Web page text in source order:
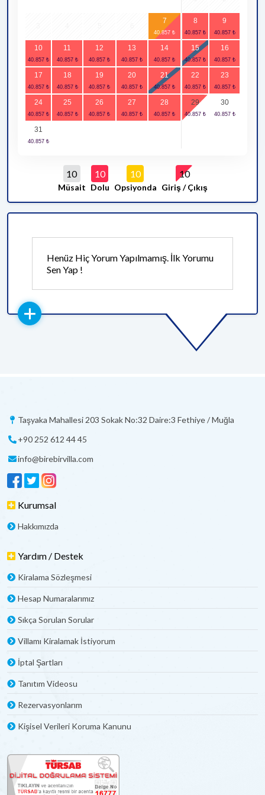
7 8 9
10 11 12 13 14 15 16
17 18 19 20 21 22 23
24 25 26 27 28 29 30
31
10
Müsait
10
Dolu
10
Opsiyonda
10
Giriş / Çıkış
Henüz Hiç Yorum Yapılmamış. İlk Yorumu
Sen Yap !
Taşyaka Mahallesi 203 Sokak No:32 Daire:3 Fethiye / Muğla
+90 252 612 44 45
info@birebirvilla.com
Kurumsal
Hakkımızda
Yardım / Destek
Kiralama Sözleşmesi
Hesap Numaralarımız
Sıkça Sorulan Sorular
Villamı Kiralamak İstiyorum
İptal Şartları
Tanıtım Videosu
Rezervasyonlarım
Kişisel Verileri Koruma Kanunu